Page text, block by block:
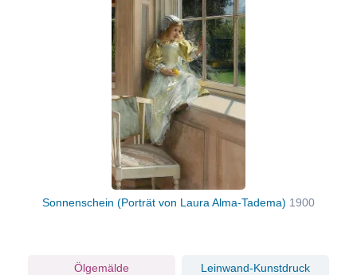
Sonnenschein (Porträt von Laura Alma-Tadema) 1900
Ölgemälde
Leinwand-Kunstdruck